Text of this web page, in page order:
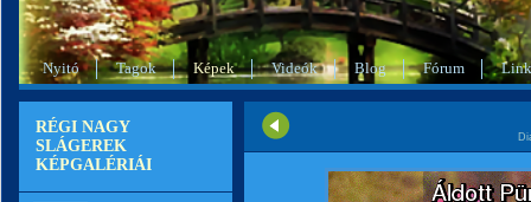
Nyitó Tagok Képek Videók Blog Fórum
RÉGI NAGY
SLÁGEREK
KÉPGALÉRIÁI